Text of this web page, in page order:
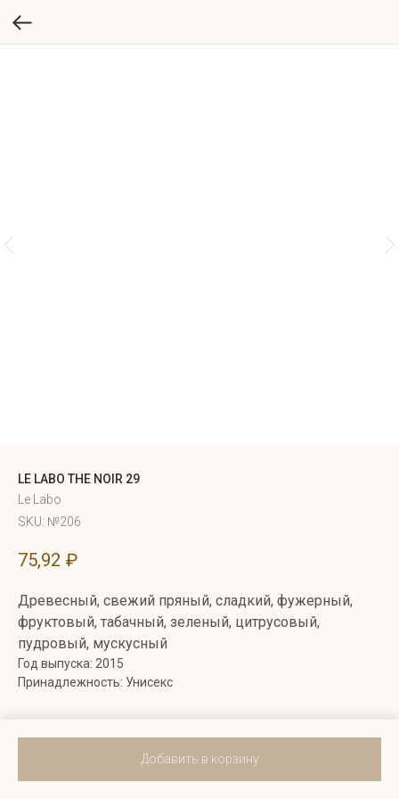
LE LABO THE NOIR 29
Le Labo
SKU: №206
75,92 ₽
Добавить в корзину
Древесный, свежий пряный, сладкий, фужерный,
фруктовый, табачный, зеленый, цитрусовый,
пудровый, мускусный
Год выпуска: 2015
Принадлежность: Унисекс